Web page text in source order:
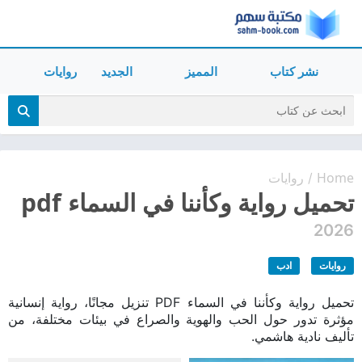
نشر كتاب المميز الجديد روايات
Home
/ روايات
تحميل رواية وكأننا في السماء pdf
2026
روايات ادب
تحميل رواية وكأننا في السماء PDF تنزيل مجانًا، رواية إنسانية
مؤثرة تدور حول الحب والهوية والصراع في بيئات مختلفة، من
تأليف نادية هاشمي.